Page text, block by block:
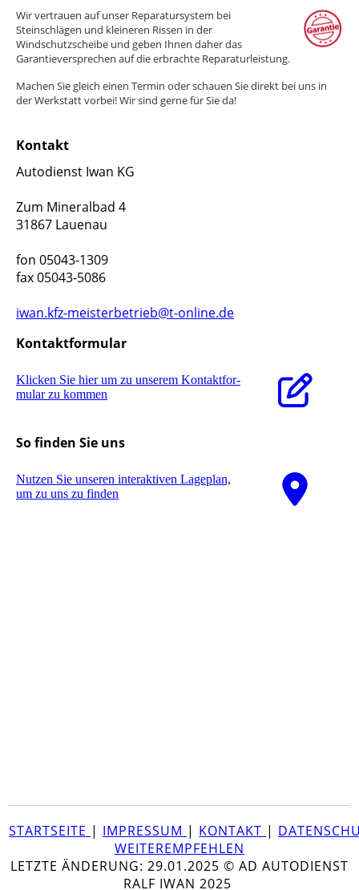
Wir vertrauen auf unser Reparatursystem bei
Steinschlägen und kleineren Rissen in der
Windschutzscheibe und geben Ihnen daher das
Garantieversprechen auf die erbrachte Reparaturleistung.
Machen Sie gleich einen Termin oder schauen Sie direkt bei uns in
der Werkstatt vorbei! Wir sind gerne für Sie da!
Kontakt
Autodienst Iwan KG
Zum Mineralbad 4
31867 Lauenau
fon 05043-1309
fax 05043-5086
iwan.kfz-meisterbetrieb@t-online.de
Kontaktformular
Klicken Sie hier um zu unserem Kon­takt­for­
mu­lar zu kommen
So finden Sie uns
Nutzen Sie unseren interaktiven La­ge­plan,
um zu uns zu finden
STARTSEITE | IMPRESSUM | KONTAKT |
WEITEREMPFEHLEN
LETZTE ÄNDERUNG: 29.01.2025 © AD AUTODIENST
RALF IWAN 2025